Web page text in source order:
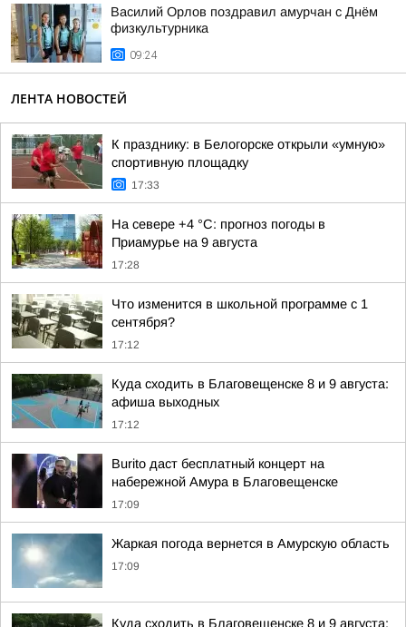
Василий Орлов поздравил амурчан с Днём
физкультурника
09:24
ЛЕНТА НОВОСТЕЙ
К празднику: в Белогорске открыли «умную»
спортивную площадку
17:33
На севере +4 °С: прогноз погоды в
Приамурье на 9 августа
17:28
Что изменится в школьной программе с 1
сентября?
17:12
Куда сходить в Благовещенске 8 и 9 августа:
афиша выходных
17:12
Burito даст бесплатный концерт на
набережной Амура в Благовещенске
17:09
Жаркая погода вернется в Амурскую область
17:09
Куда сходить в Благовещенске 8 и 9 августа: